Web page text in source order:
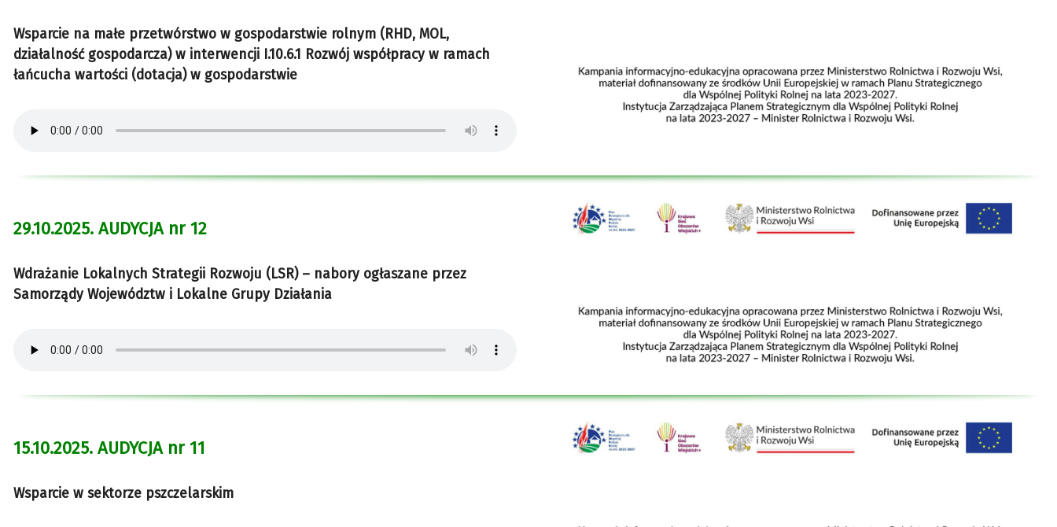
Wsparcie na małe przetwórstwo w gospodarstwie rolnym (RHD, MOL,
działalność gospodarcza) w interwencji I.10.6.1 Rozwój współpracy w ramach
łańcucha wartości (dotacja) w gospodarstwie
29.10.2025. AUDYCJA nr 12
Wdrażanie Lokalnych Strategii Rozwoju (LSR) – nabory ogłaszane przez
Samorządy Województw i Lokalne Grupy Działania
15.10.2025. AUDYCJA nr 11
Wsparcie w sektorze pszczelarskim